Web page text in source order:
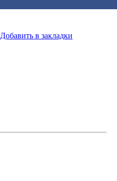
Добавить в закладки